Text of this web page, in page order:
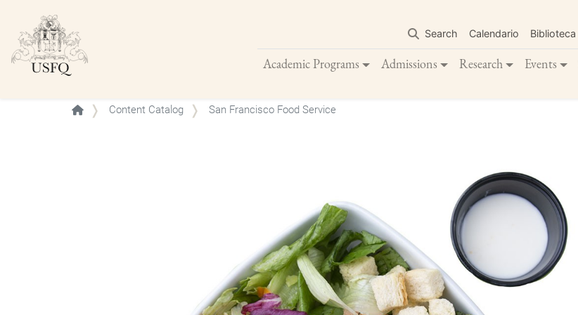
main
content
Search Calendario Biblioteca
Academic Programs Admissions Research Events
Content Catalog San Francisco Food Service